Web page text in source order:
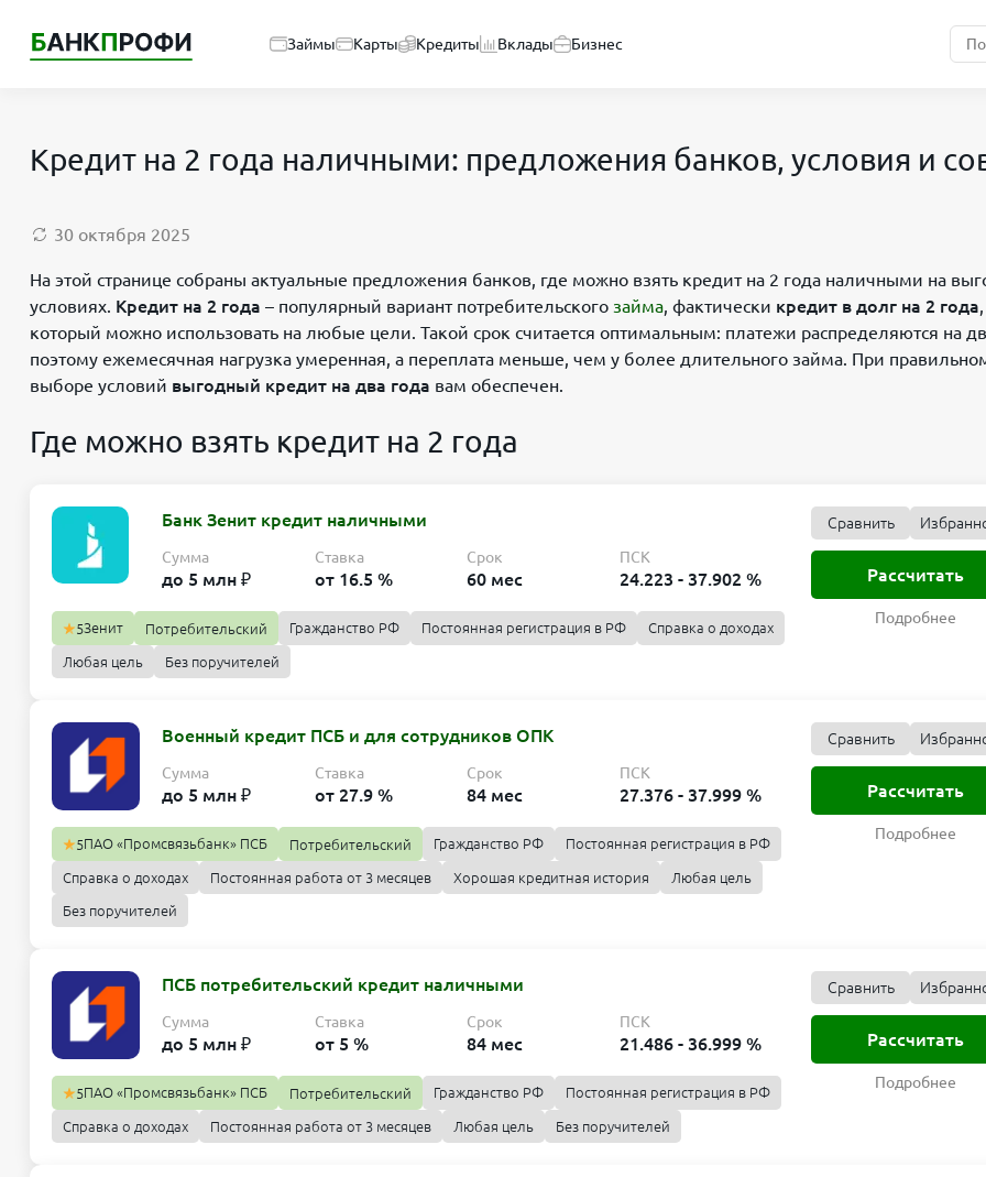
Займы Карты Кредиты Вклады Бизнес
Кредит на 2 года наличными: предложения банков, условия и
30 октября 2025
На этой странице собраны актуальные предложения банков, где можно взять кредит на 2 года наличными на
условиях. Кредит на 2 года – популярный вариант потребительского займа, фактически кредит в долг на 2 года,
который можно использовать на любые цели. Такой срок считается оптимальным: платежи распределяются на
поэтому ежемесячная нагрузка умеренная, а переплата меньше, чем у более длительного займа. При
выборе условий выгодный кредит на два года вам обеспечен.
Где можно взять кредит на 2 года
Банк Зенит кредит наличными
Сумма
до 5 млн ₽
Ставка
от 16.5 %
Срок
60 мес
ПСК
24.223 - 37.902 %
5Зенит Потребительский Гражданство РФ Постоянная регистрация в РФ Справка о доходах
Любая цель Без поручителей
Сравнить
Рассчитать
Подробнее
Военный кредит ПСБ и для сотрудников ОПК
Сумма
до 5 млн ₽
Ставка
от 27.9 %
Срок
84 мес
ПСК
27.376 - 37.999 %
5ПАО «Промсвязьбанк» ПСБ Потребительский Гражданство РФ Постоянная регистрация в РФ
Справка о доходах Постоянная работа от 3 месяцев Хорошая кредитная история Любая цель
Без поручителей
Сравнить
Рассчитать
Подробнее
ПСБ потребительский кредит наличными
Сумма
до 5 млн ₽
Ставка
от 5 %
Срок
84 мес
ПСК
21.486 - 36.999 %
5ПАО «Промсвязьбанк» ПСБ Потребительский Гражданство РФ Постоянная регистрация в РФ
Справка о доходах Постоянная работа от 3 месяцев Любая цель Без поручителей
Сравнить
Рассчитать
Подробнее